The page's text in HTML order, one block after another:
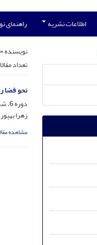
اطلاعات نشریه راهنمای
نویسنده
تعداد
نحو فضا
دوره 6، شماره 8، بهمن 1397، صفحه
زهرا
مشاهده